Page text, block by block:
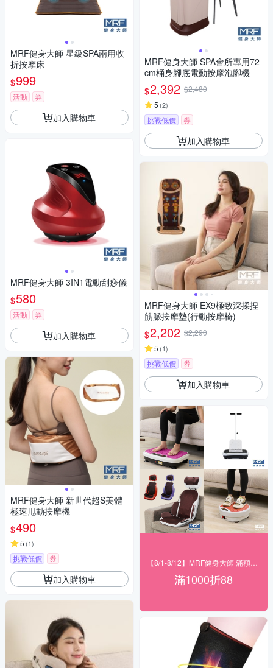
MRF健身大師 星級SPA兩用收
折按摩床
$999
活動 券
加入購物車
MRF健身大師 3IN1電動刮痧儀
$580
活動 券
加入購物車
MRF健身大師 新世代超S美體
極速甩動按摩機
$490
5 (1)
挑戰低價 券
加入購物車
MRF健身大師 SPA會所專用72
cm桶身腳底電動按摩泡腳機
$2,392 $2,480
5 (2)
挑戰低價 券
加入購物車
MRF健身大師 EX9極致深揉捏
筋脈按摩墊(行動按摩椅)
$2,202 $2,290
5 (1)
挑戰低價 券
加入購物車
滿1000折88